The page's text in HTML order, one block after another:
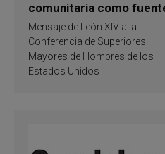
comunitaria como
de inspiración y
santificación
Mensaje de León XIV a la
Conferencia de Superiores
Mayores de Hombres de los
Estados Unidos